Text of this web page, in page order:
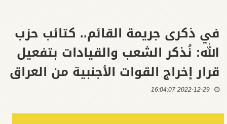
في ذكرى جريمة القائم.. كتائب حزب
الله: نُذكر الشعب والقيادات بتفعيل
قرار إخراج القوات الأجنبية من العراق
2022-12-29 16:04:07